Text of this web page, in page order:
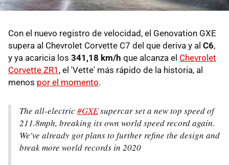
Con el nuevo registro de velocidad, el Genovation GXE
supera al Chevrolet Corvette C7 del que deriva y al C6,
y ya acaricia los 341,18 km/h que alcanza el Chevrolet
Corvette ZR1 , el 'Vette' más rápido de la historia, al
menos por el momento.
The all-electric#GXEsupercar set a new top speed of
211.8mph, breaking its own world speed record again.
We've already got plans to further refine the design and
break more world records in 2020